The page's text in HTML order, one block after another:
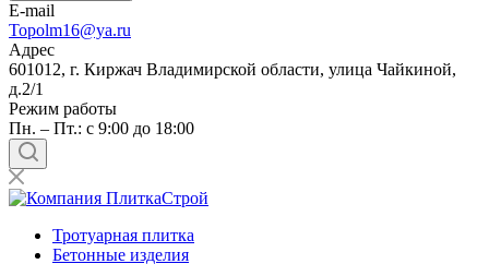
E-mail
Topolm16@ya.ru
Адрес
601012, г. Киржач Владимирской области, улица Чайкиной,
д.2/1
Режим работы
Пн. – Пт.: с 9:00 до 18:00
Тротуарная плитка
Бетонные изделия